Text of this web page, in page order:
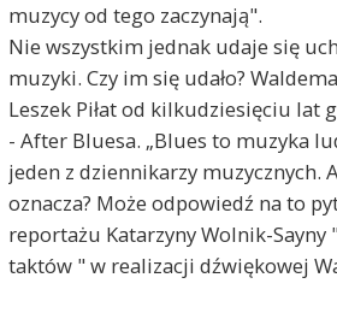
muzycy od tego zaczynają".
Nie wszystkim jednak udaje się
muzyki. Czy im się udało?
Leszek Piłat od kilkudziesięciu lat
- After Bluesa. „Blues to muzyka
jeden z dziennikarzy muzycznych.
oznacza? Może odpowiedź na to
reportażu Katarzyny Wolnik-Sayny
taktów " w realizacji dźwiękowej